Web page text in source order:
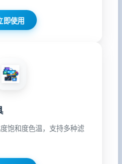
即使用
饱和度色温，支持多种滤